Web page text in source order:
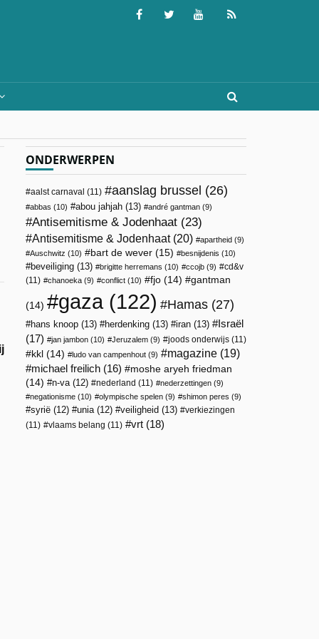
ONDERWERPEN
aalst carnaval (11) aanslag brussel (26)
abbas (10) abou jahjah (13) andré gantman (9)
Antisemitisme & Jodenhaat (23)
Antisemitisme & Jodenhaat(20) apartheid (9)
Auschwitz (10) bart de wever (15) besnijdenis (10)
beveiliging (13) brigitte herremans (10) ccojb (9)
cd&v
(11)
chanoeka (9) conflict (10) fjo (14) gantman
(14) gaza(122) Hamas (27)
hans knoop (13) herdenking (13) iran (13)
Israël
(17)
jan jambon (10) Jeruzalem (9) joods onderwijs (11)
kkl (14) ludo van campenhout (9) magazine (19)
michael freilich (16)
moshe aryeh friedman
(14)
n-va(12) nederland (11) nederzettingen (9)
negationisme (10) olympische spelen (9) shimon peres (9)
syrië (12) unia(12) veiligheid (13)
verkiezingen
(11)
vlaams belang (11) vrt (18)